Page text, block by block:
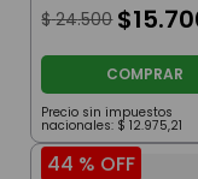
$ 24.500 $15.
COMPRAR
Precio sin impuestos
nacionales: $ 12.975,21
44 % OFF